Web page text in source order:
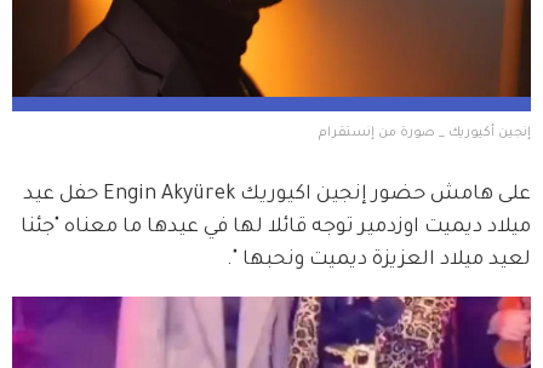
إنجين أكيوريك _ صورة من إنستقرام
على هامش حضور إنجين اكيوريك Engin Akyürek حفل عيد
ميلاد ديميت اوزدمير توجه قائلا لها في عيدها ما معناه "جئنا
لعيد ميلاد العزيزة ديميت ونحبها ".